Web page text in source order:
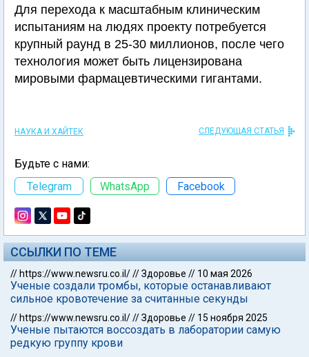
Для перехода к масштабным клиническим
испытаниям на людях проекту потребуется
крупный раунд в 25-30 миллионов, после чего
технология может быть лицензирована
мировыми фармацевтическими гигантами.
НАУКА И ХАЙТЕК СЛЕДУЮЩАЯ СТАТЬЯ
Будьте с нами:
Telegram
WhatsApp Facebook
ССЫЛКИ ПО ТЕМЕ
// https://www.newsru.co.il///Здоровье // 10 мая 2026
Ученые создали тромбы, которые останавливают
сильное кровотечение за считанные секунды
// https://www.newsru.co.il///Здоровье // 15 ноября 2025
Ученые пытаются воссоздать в лаборатории самую
редкую группу крови